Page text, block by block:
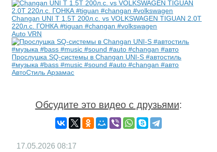
Changan UNI T 1.5T 200л.с. vs VOLKSWAGEN TIGUAN 2.0T
220л.с. ГОНКА #tiguan #changan #volkswagen
Auto VRN
Прослушка SQ-системы в Changan UNI-S #автостиль
#музыка #bass #music #sound #auto #changan #авто
АвтоСтиль Арзамас
Обсудите это видео с друзьями:
17.05.2026 08:17